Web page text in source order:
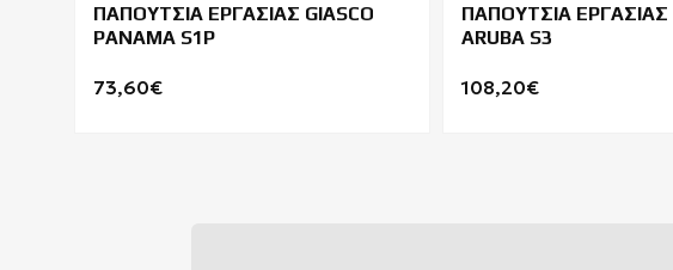
ΠΑΠΟΥΤΣΙΑ ΕΡΓΑΣΙΑΣ GIASCO
PANAMA S1P
73,60€
ΠΑΠΟΥΤΣΙΑ ΕΡΓΑΣΙΑΣ
ARUBA S3
108,20€